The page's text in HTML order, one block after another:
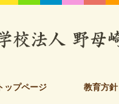
ップページ 教育方針